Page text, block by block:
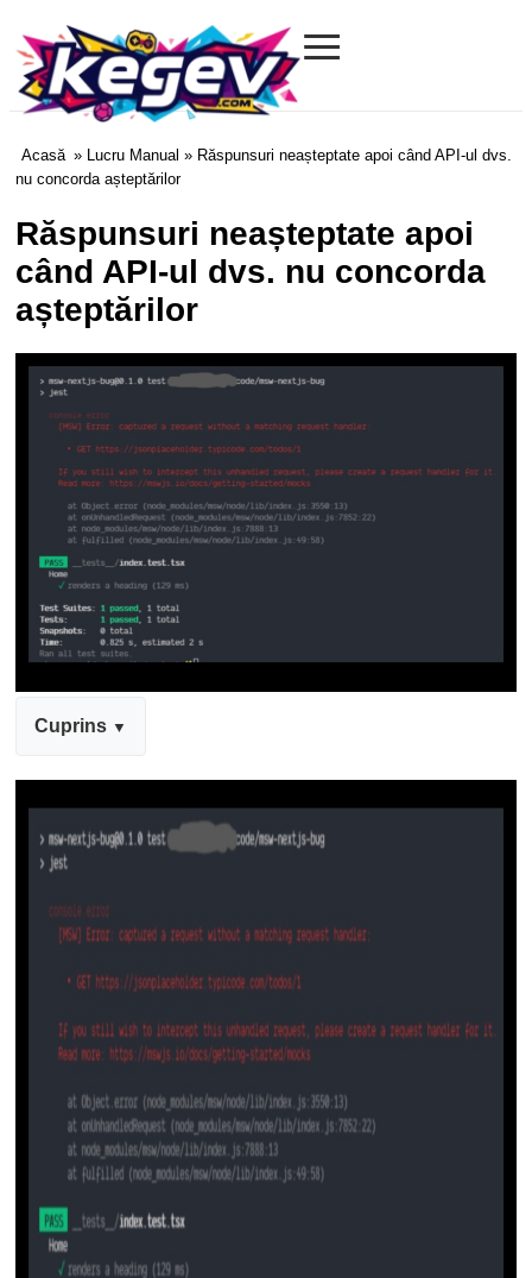
Kegev.com
≡
Acasă » Lucru Manual » Răspunsuri neașteptate apoi când API-ul dvs.
nu concorda așteptărilor
Răspunsuri neașteptate apoi
când API-ul dvs. nu concorda
așteptărilor
Cuprins